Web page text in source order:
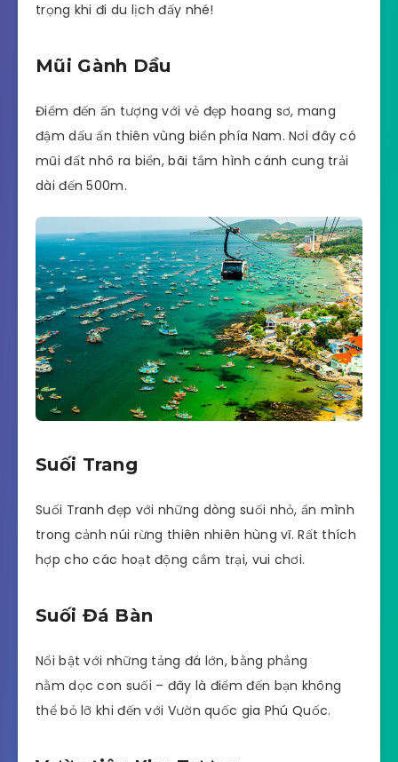
trọng khi đi du lịch đấy nhé!
Mũi Gành Dầu
Điểm đến ấn tượng với vẻ đẹp hoang sơ, mang
đậm dấu ấn thiên vùng biển phía Nam. Nơi đây có
mũi đất nhô ra biển, bãi tắm hình cánh cung trải
dài đến 500m.
Suối Trang
Suối Tranh đẹp với những dòng suối nhỏ, ẩn mình
trong cảnh núi rừng thiên nhiên hùng vĩ. Rất thích
hợp cho các hoạt động cắm trại, vui chơi.
Suối Đá Bàn
Nổi bật với những tảng đá lớn, bằng phẳng
nằm dọc con suối – đây là điểm đến bạn không
thể bỏ lỡ khi đến với Vườn quốc gia Phú Quốc.